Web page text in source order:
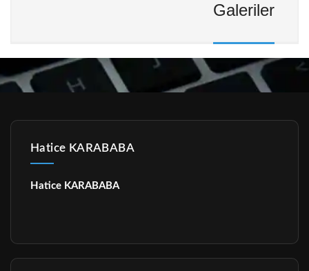
Galeriler
Hatice KARABABA
Hatice KARABABA